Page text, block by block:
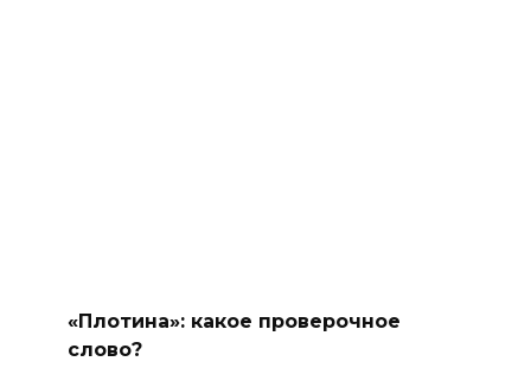
«Плотина»: какое проверочное
слово?